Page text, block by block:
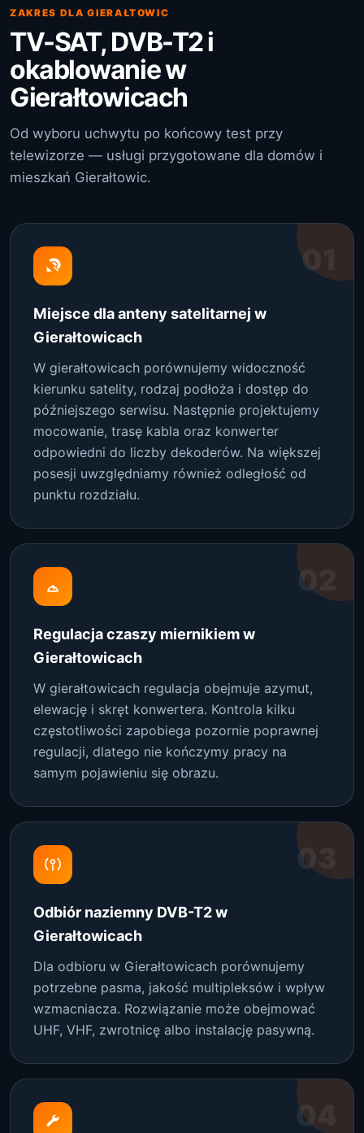
ZAKRES DLA GIERAŁTOWIC
TV-SAT, DVB-T2 i
okablowanie w
Gierałtowicach
Od wyboru uchwytu po końcowy test przy
telewizorze — usługi przygotowane dla domów i
mieszkań Gierałtowic.
01
Miejsce dla anteny satelitarnej w
Gierałtowicach
W gierałtowicach porównujemy widoczność
kierunku satelity, rodzaj podłoża i dostęp do
późniejszego serwisu. Następnie projektujemy
mocowanie, trasę kabla oraz konwerter
odpowiedni do liczby dekoderów. Na większej
posesji uwzględniamy również odległość od
punktu rozdziału.
02
Regulacja czaszy miernikiem w
Gierałtowicach
W gierałtowicach regulacja obejmuje azymut,
elewację i skręt konwertera. Kontrola kilku
częstotliwości zapobiega pozornie poprawnej
regulacji, dlatego nie kończymy pracy na
samym pojawieniu się obrazu.
03
Odbiór naziemny DVB-T2 w
Gierałtowicach
Dla odbioru w Gierałtowicach porównujemy
potrzebne pasma, jakość multipleksów i wpływ
wzmacniacza. Rozwiązanie może obejmować
UHF, VHF, zwrotnicę albo instalację pasywną.
04